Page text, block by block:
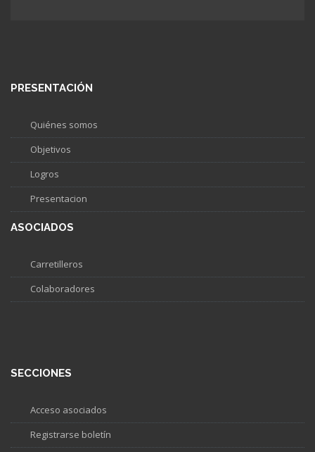
PRESENTACIÓN
Quiénes somos
Objetivos
Logros
Presentacion
ASOCIADOS
Carretilleros
Colaboradores
SECCIONES
Acceso asociados
Registrarse boletín